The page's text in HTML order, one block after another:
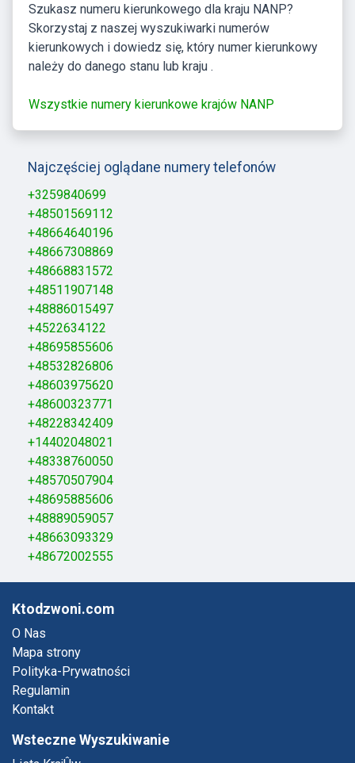
Szukasz numeru kierunkowego dla kraju NANP?
Skorzystaj z naszej wyszukiwarki numerów
kierunkowych i dowiedz się, który numer kierunkowy
należy do danego stanu lub kraju .
Wszystkie numery kierunkowe krajów NANP
Najczęściej oglądane numery telefonów
+3259840699
+48501569112
+48664640196
+48667308869
+48668831572
+48511907148
+48886015497
+4522634122
+48695855606
+48532826806
+48603975620
+48600323771
+48228342409
+14402048021
+48338760050
+48570507904
+48695885606
+48889059057
+48663093329
+48672002555
Ktodzwoni.com
O Nas
Mapa strony
Polityka-Prywatności
Regulamin
Kontakt
Wsteczne Wyszukiwanie